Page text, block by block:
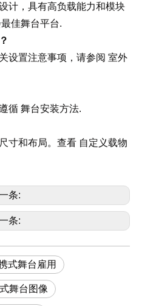
计，具有高负载能力和模块
佳舞台平台.
设置注意事项，请参阅 室外
循 舞台安装方法.
寸和布局。查看 自定义载物
一条:
条:
式舞台雇用
舞台图像